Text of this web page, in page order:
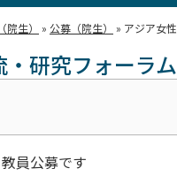
院生） » 公募（院生） » アジア女
研究フォーラ
員公募です